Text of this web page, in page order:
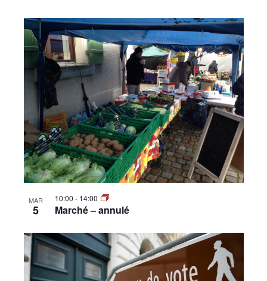
MAR
5
10:00 - 14:00
Marché – annulé